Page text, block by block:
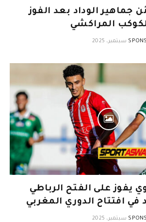
جماهير الوداد بعد الفوز
المراكشي
يفوز على الفتح الرباطي
في افتتاح الدوري المغربي